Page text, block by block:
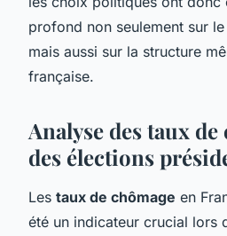
profond non seulement sur
mais aussi sur la structure
française.
Analyse des taux
des élections
Les taux de chômage en
été un indicateur crucial lors